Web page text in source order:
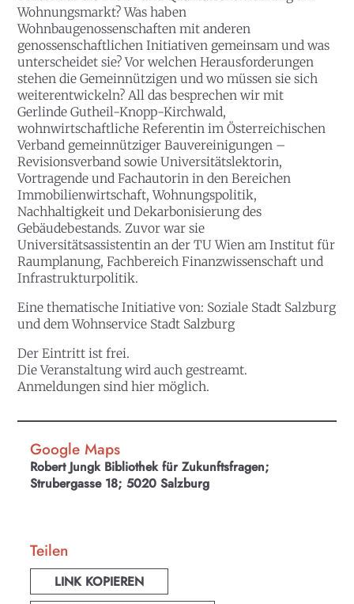
Wohnungsmarkt? Was haben
Wohnbaugenossenschaften mit anderen
genossenschaftlichen Initiativen gemeinsam und was
unterscheidet sie? Vor welchen Herausforderungen
stehen die Gemeinnützigen und wo müssen sie sich
weiterentwickeln? All das besprechen wir mit
Gerlinde Gutheil-Knopp-Kirchwald,
wohnwirtschaftliche Referentin im Österreichischen
Verband gemeinnütziger Bauvereinigungen –
Revisionsverband sowie Universitätslektorin,
Vortragende und Fachautorin in den Bereichen
Immobilienwirtschaft, Wohnungspolitik,
Nachhaltigkeit und Dekarbonisierung des
Gebäudebestands. Zuvor war sie
Universitätsassistentin an der TU Wien am Institut für
Raumplanung, Fachbereich Finanzwissenschaft und
Infrastrukturpolitik.
Eine thematische Initiative von: Soziale Stadt Salzburg
und dem Wohnservice Stadt Salzburg
Der Eintritt ist frei.
Die Veranstaltung wird auch gestreamt.
Anmeldungen sind hier möglich.
Google Maps
Robert Jungk Bibliothek für Zukunftsfragen;
Strubergasse 18; 5020 Salzburg
Teilen
LINK KOPIEREN